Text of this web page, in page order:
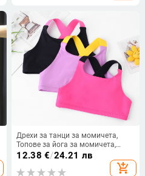
Дрехи за танци за момичета,
Топове за йога за момичета,
Детски фитнес къси потници,
12.38 €/24.21 лв
add_shopping_cart